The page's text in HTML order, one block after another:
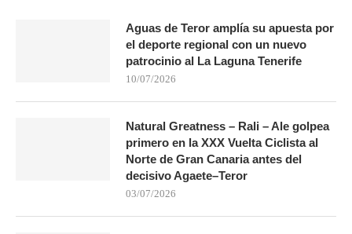
Aguas de Teror amplía su apuesta por
el deporte regional con un nuevo
patrocinio al La Laguna Tenerife
10/07/2026
Natural Greatness – Rali – Ale golpea
primero en la XXX Vuelta Ciclista al
Norte de Gran Canaria antes del
decisivo Agaete–Teror
03/07/2026